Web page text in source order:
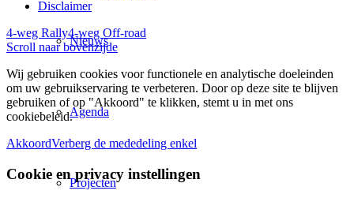
Nieuws
Agenda
Projecten
Disclaimer
4-weg Rally4-weg Off-road
Scroll naar bovenzijde
Wij gebruiken cookies voor functionele en analytische doeleinden
om uw gebruikservaring te verbeteren. Door op deze site te blijven
gebruiken of op "Akkoord" te klikken, stemt u in met ons
cookiebeleid.
AkkoordVerberg de mededeling enkel
Cookie en privacy instellingen